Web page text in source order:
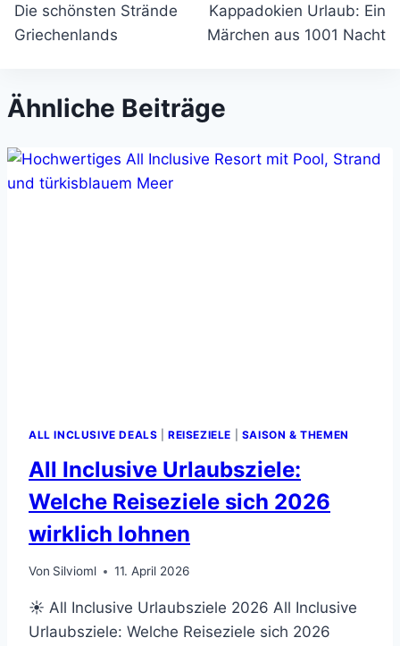
Die schönsten Strände
Griechenlands
Kappadokien Urlaub: Ein
Märchen aus 1001 Nacht
Ähnliche Beiträge
ALL INCLUSIVE DEALS |REISEZIELE SAISON & THEMEN
All Inclusive Urlaubsziele:
Welche Reiseziele sich 2026
wirklich lohnen
Von Silvioml 11. April 2026
☀ All Inclusive Urlaubsziele 2026 All Inclusive
Urlaubsziele: Welche Reiseziele sich 2026